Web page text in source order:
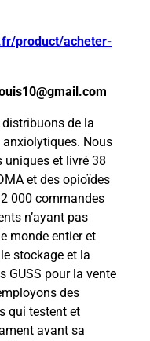
product/acheter-
de la
anxiolytiques. Nous
et livré 38
et des opioïdes
000 commandes
n’ayant pas
monde entier et
stockage et la
GUSS pour la vente
des
qui testent et
avant sa